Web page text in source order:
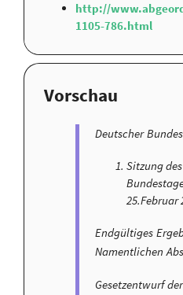
http://
1105-786.html
Vorschau
Deutscher
Sitzung
25.Februar
Endgültiges
Namentlichen
Gesetzentwurf